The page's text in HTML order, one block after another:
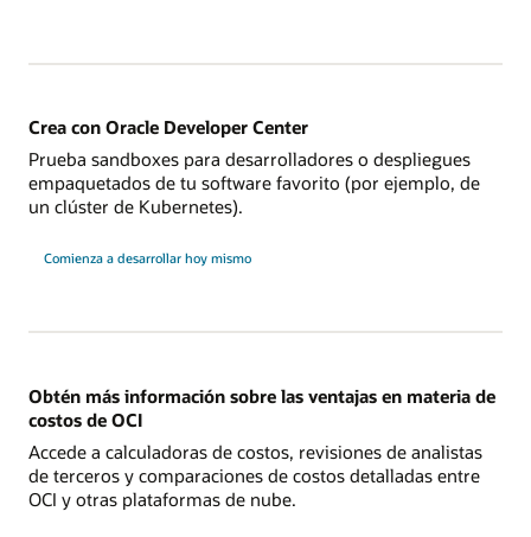
Crea con Oracle Developer Center
Prueba sandboxes para desarrolladores o despliegues
empaquetados de tu software favorito (por ejemplo, de
un clúster de Kubernetes).
Comienza a desarrollar hoy mismo
Obtén más información sobre las ventajas en materia de
costos de OCI
Accede a calculadoras de costos, revisiones de analistas
de terceros y comparaciones de costos detalladas entre
OCI y otras plataformas de nube.